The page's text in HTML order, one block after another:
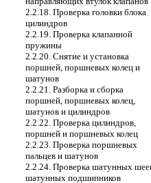
2.2.18. Проверка головки блока
цилиндров
2.2.19. Проверка клапанной
пружины
2.2.20. Снятие и установка
поршней, поршневых колец и
шатунов
2.2.21. Разборка и сборка
поршней, поршневых колец,
шатунов и цилиндров
2.2.22. Проверка цилиндров,
поршней и поршневых колец
2.2.23. Проверка поршневых
пальцев и шатунов
2.2.24. Проверка шатунных
шатунных подшипников